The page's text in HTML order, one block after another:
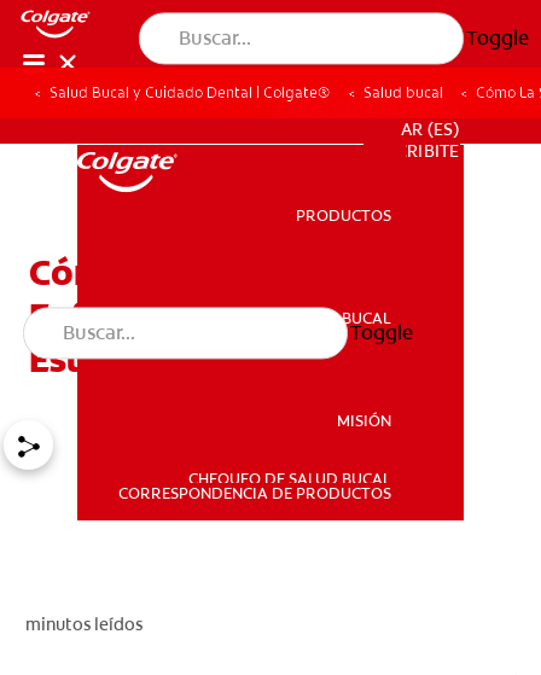
Toggle
SALUD BUCAL
PARA PROFESIONALES
AR (ES)
SUSCRIBITE
PRODUCTOS
SALUD BUCAL
MISIÓN
CHEQUEO DE SALUD BUCAL
CORRESPONDENCIA DE PRODUCTOS
Toggle
Salud Bucal y Cuidado Dental | Colgate® Salud bucal Cómo
Cómo La Salud Bucal Y
Enfermedades Cardíacas
Están Asociadas
minutos leídos